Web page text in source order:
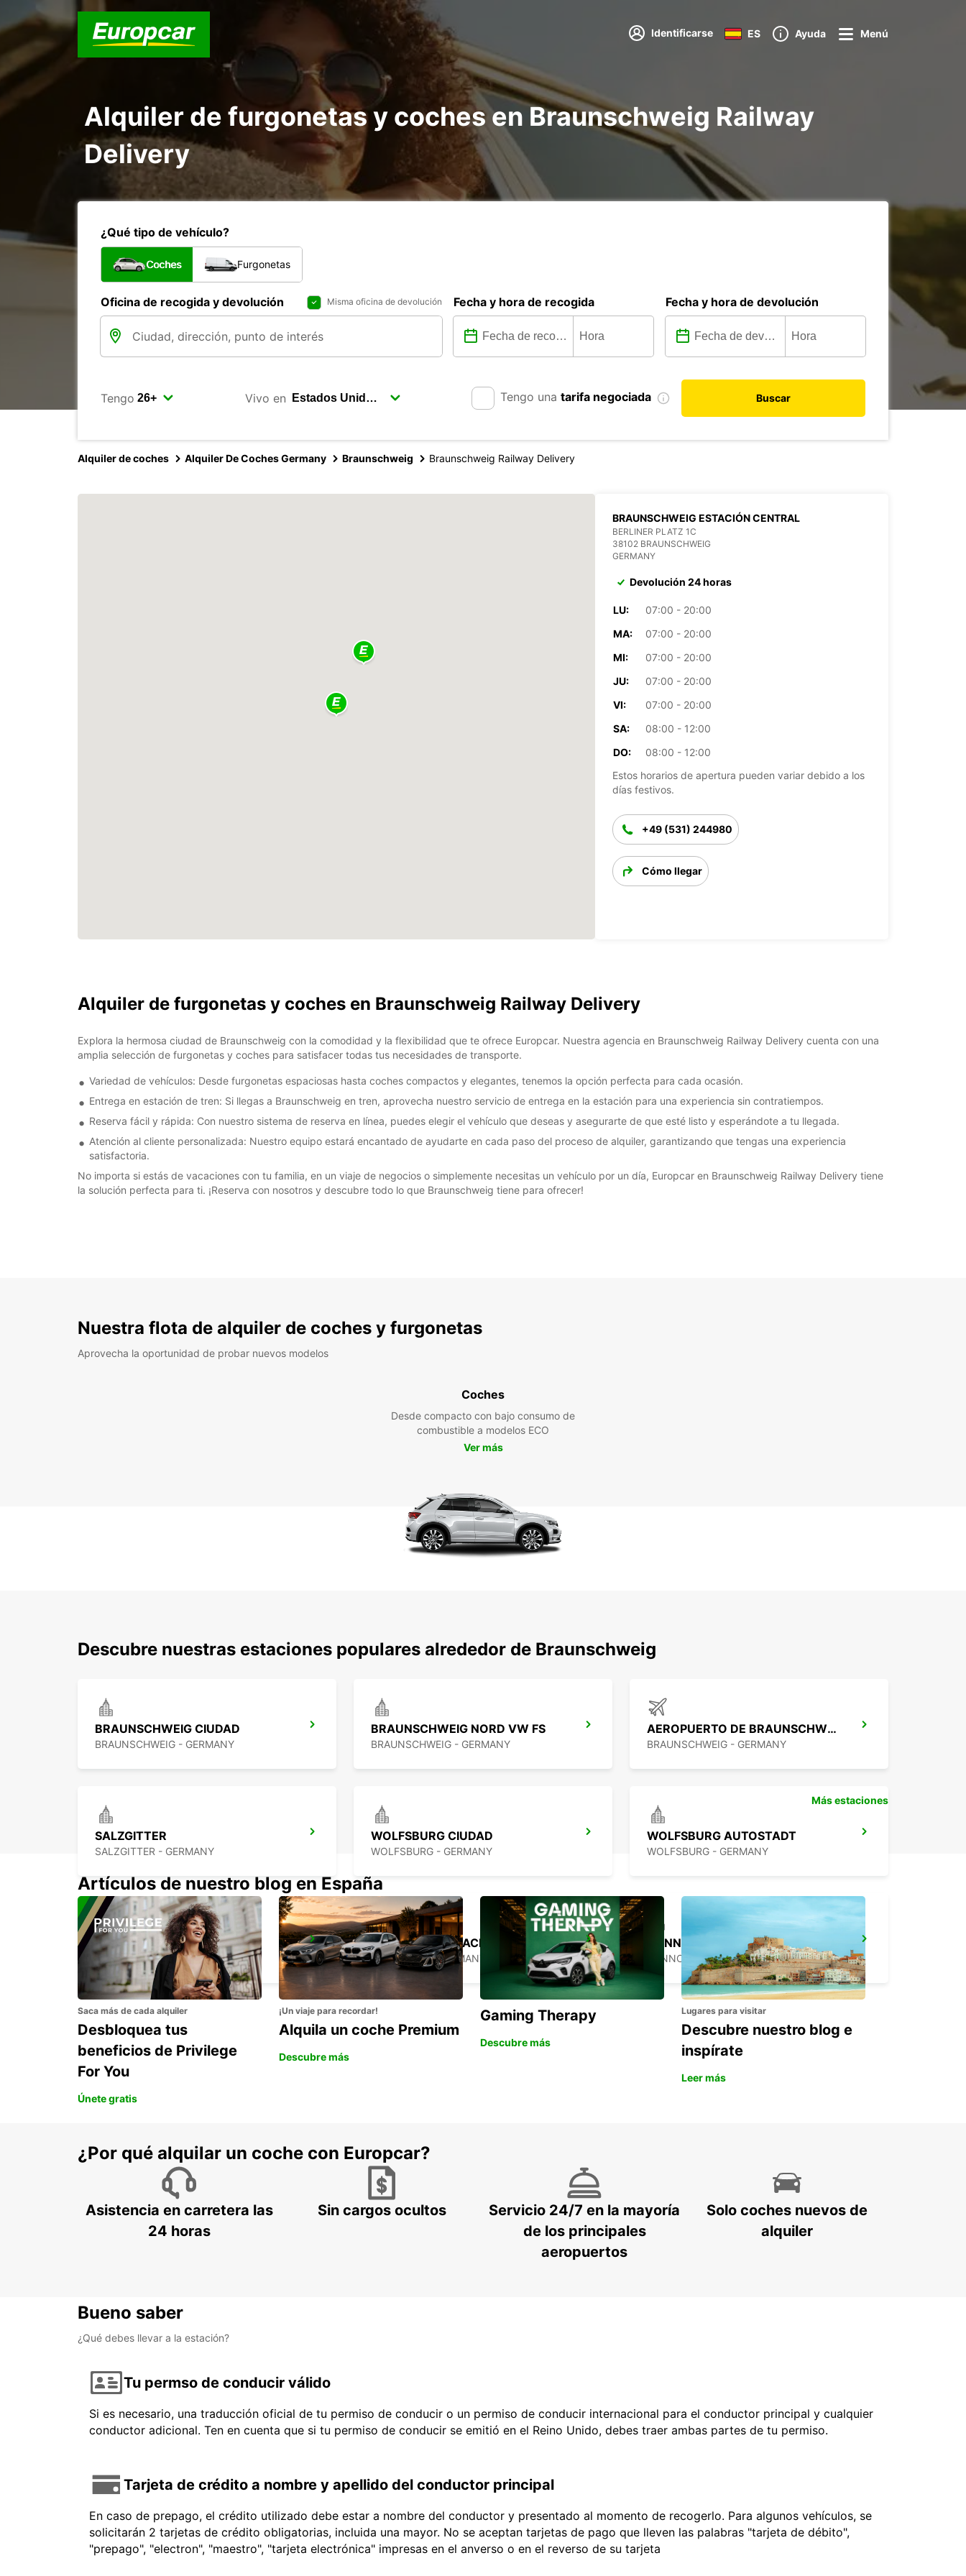
Identificarse ES Ayuda Menú
Alquiler de furgonetas y coches en Braunschweig Railway
Delivery
¿Qué tipo de vehículo?
Coches Furgonetas
Oficina de recogida y devolución Misma oficina de devolución Fecha y hora de recogida Fecha y hora de devolución
Tengo Vivo en Tengo una tarifa negociada Buscar
Alquiler de coches Alquiler De Coches Germany Braunschweig Braunschweig Railway Delivery
BRAUNSCHWEIG ESTACIÓN CENTRAL
BERLINER PLATZ 1C
38102 BRAUNSCHWEIG
GERMANY
Devolución 24 horas
LU:
07:00 - 20:00
MA:
07:00 - 20:00
MI:
07:00 - 20:00
JU:
07:00 - 20:00
VI:
07:00 - 20:00
SA:
08:00 - 12:00
DO:
08:00 - 12:00
Estos horarios de apertura pueden variar debido a los
días festivos.
+49 (531) 244980
Cómo llegar
Alquiler de furgonetas y coches en Braunschweig Railway Delivery
Explora la hermosa ciudad de Braunschweig con la comodidad y la flexibilidad que te ofrece Europcar. Nuestra agencia en Braunschweig Railway Delivery cuenta con una
amplia selección de furgonetas y coches para satisfacer todas tus necesidades de transporte.
Variedad de vehículos: Desde furgonetas espaciosas hasta coches compactos y elegantes, tenemos la opción perfecta para cada ocasión.
Entrega en estación de tren: Si llegas a Braunschweig en tren, aprovecha nuestro servicio de entrega en la estación para una experiencia sin contratiempos.
Reserva fácil y rápida: Con nuestro sistema de reserva en línea, puedes elegir el vehículo que deseas y asegurarte de que esté listo y esperándote a tu llegada.
Atención al cliente personalizada: Nuestro equipo estará encantado de ayudarte en cada paso del proceso de alquiler, garantizando que tengas una experiencia
satisfactoria.
No importa si estás de vacaciones con tu familia, en un viaje de negocios o simplemente necesitas un vehículo por un día, Europcar en Braunschweig Railway Delivery tiene
la solución perfecta para ti. ¡Reserva con nosotros y descubre todo lo que Braunschweig tiene para ofrecer!
Nuestra flota de alquiler de coches y furgonetas
Aprovecha la oportunidad de probar nuevos modelos
Coches
Desde compacto con bajo consumo de
combustible a modelos ECO
Ver más
Descubre nuestras estaciones populares alrededor de Braunschweig
BRAUNSCHWEIG CIUDAD
BRAUNSCHWEIG - GERMANY
BRAUNSCHWEIG NORD VW FS
BRAUNSCHWEIG - GERMANY
AEROPUERTO DE BRAUNSCHWEIG
BRAUNSCHWEIG - GERMANY
SALZGITTER
SALZGITTER - GERMANY
WOLFSBURG CIUDAD
WOLFSBURG - GERMANY
WOLFSBURG AUTOSTADT
WOLFSBURG - GERMANY
HILDESHEIM
HILDESHEIM - GERMANY
HANNOVER ESTACIÓN CENTRAL
HANNOVER - GERMANY
HANNOVER VAHRENWALD
HANNOVER - GERMANY
Más estaciones
Artículos de nuestro blog en España
Saca más de cada alquiler
Desbloquea tus
beneficios de Privilege
For You
Únete gratis
¡Un viaje para recordar!
Alquila un coche Premium
Descubre más
Gaming Therapy
Descubre más
Lugares para visitar
Descubre nuestro blog e
inspírate
Leer más
¿Por qué alquilar un coche con Europcar?
Asistencia en carretera las
24 horas
Sin cargos ocultos
Servicio 24/7 en la mayoría
de los principales
aeropuertos
Solo coches nuevos de
alquiler
Bueno saber
¿Qué debes llevar a la estación?
Tu permso de conducir válido
Si es necesario, una traducción oficial de tu permiso de conducir o un permiso de conducir internacional para el conductor principal y cualquier
conductor adicional. Ten en cuenta que si tu permiso de conducir se emitió en el Reino Unido, debes traer ambas partes de tu permiso.
Tarjeta de crédito a nombre y apellido del conductor principal
En caso de prepago, el crédito utilizado debe estar a nombre del conductor y presentado al momento de recogerlo. Para algunos vehículos, se
solicitarán 2 tarjetas de crédito obligatorias, incluida una mayor. No se aceptan tarjetas de pago que lleven las palabras "tarjeta de débito",
"prepago", "electron", "maestro", "tarjeta electrónica" impresas en el anverso o en el reverso de su tarjeta